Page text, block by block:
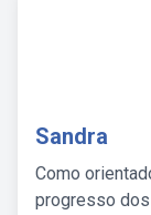
Sandra
Como
progresso